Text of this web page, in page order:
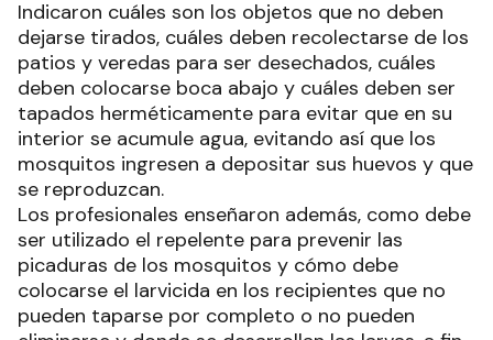
Indicaron cuáles son los objetos que no deben
dejarse tirados, cuáles deben recolectarse de los
patios y veredas para ser desechados, cuáles
deben colocarse boca abajo y cuáles deben ser
tapados herméticamente para evitar que en su
interior se acumule agua, evitando así que los
mosquitos ingresen a depositar sus huevos y que
se reproduzcan.
Los profesionales enseñaron además, como debe
ser utilizado el repelente para prevenir las
picaduras de los mosquitos y cómo debe
colocarse el larvicida en los recipientes que no
pueden taparse por completo o no pueden